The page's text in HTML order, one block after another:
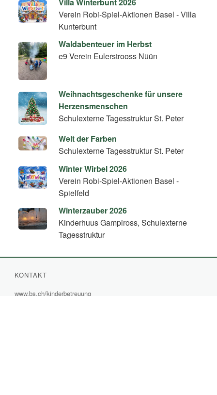
Verein Robi-Spiel-Aktionen Basel - Villa
Kunterbunt
Waldabenteuer im Herbst
e9 Verein Eulerstrooss Nüün
Weihnachtsgeschenke für unsere
Herzensmenschen
Schulexterne Tagesstruktur St. Peter
Welt der Farben
Schulexterne Tagesstruktur St. Peter
Winter Wirbel 2026
Verein Robi-Spiel-Aktionen Basel -
Spielfeld
Winterzauber 2026
Kinderhuus Gampiross, Schulexterne
Tagesstruktur
KONTAKT
www.bs.ch/kinderbetreuung